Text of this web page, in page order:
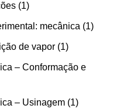
1
mecânica 1
de vapor 1
– Conformação e
– Usinagem 1